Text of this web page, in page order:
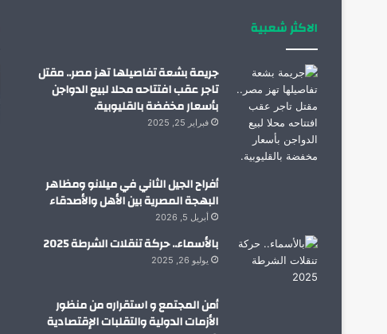
الاكثر شعبية
جريمة بشعة تفاصيلها تهز مصر.. مقتل
تاجر عقب افتتاحه محلا لبيع الدواجن
بأسعار مخفضة بالقليوبية.
فبراير 25, 2025
أفراح الجيل الثاني في ميلانو ومظاهر
البهجة المصرية بين الأهل والأصدقاء
أبريل 5, 2026
بالأسماء.. حركة تنقلات الشرطة 2025
يوليو 26, 2025
أمن المجتمع و استقراره من منظور
الأزمات الدولية والتقلبات الإقتصادية